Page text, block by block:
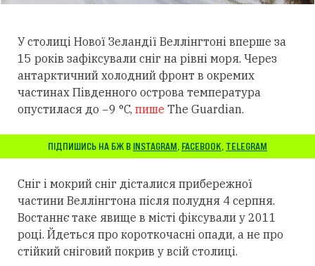
У столиці Нової Зеландії Веллінгтоні вперше за
15 років зафіксували сніг на рівні моря. Через
антарктичний холодний фронт в окремих
частинах Південного острова температура
опустилася до −9 °C, пише The Guardian.
ПІДПИШИСЬ НА БЖ В INSTAGRAM, FACEBOOK, TELEGRAM
Сніг і мокрий сніг дісталися прибережної
частини Веллінгтона після полудня 4 серпня.
Востаннє таке явище в місті фіксували у 2011
році. Йдеться про короткочасні опади, а не про
стійкий сніговий покрив у всій столиці.